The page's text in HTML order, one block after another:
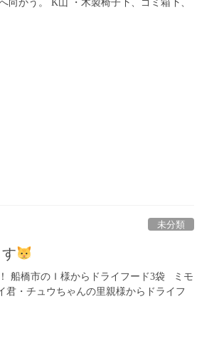
向かう。 K山 ・木製椅子下、ゴミ箱下、
未分類
船橋市のＩ様からドライフード3袋 ミモ
・チュウちゃんの里親様からドライフ